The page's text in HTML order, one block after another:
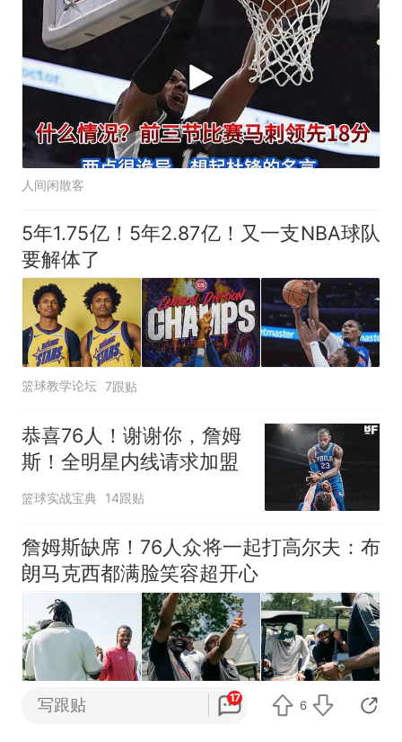
人间闲散客
5年1.75亿！5年2.87亿！又一支NBA球队
要解体了
篮球教学论坛 7跟贴
恭喜76人！谢谢你，詹姆
斯！全明星内线请求加盟
篮球实战宝典 14跟贴
詹姆斯缺席！76人众将一起打高尔夫：布
朗马克西都满脸笑容超开心
陌识 4跟贴
写跟贴 17
6